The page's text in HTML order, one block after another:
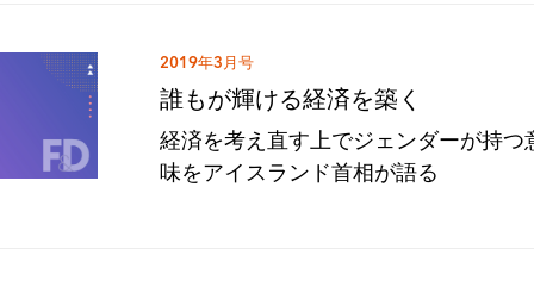
2019年3月号
誰もが輝ける経済を築く
経済を考え直す上でジェンダーが持つ
味をアイスランド首相が語る